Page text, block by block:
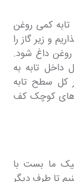
کمی روغن
و زیر گاز را
داغ شود.
داخل تابه به
در کل سطح تابه
های کوچک کف
ما بست با
تا طرف دیگر